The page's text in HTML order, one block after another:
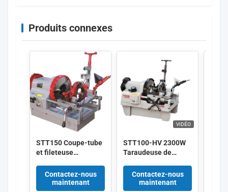
Produits connexes
STT150 Coupe-tube
et fileteuse
automatique 1100W
2 1/2-6" robuste
Contactez-nous
maintenant
VIDÉO
STT100-HV 2300W
Taraudeuse de
volume 1/2-4 pouces
avec moteur
Contactez-nous
maintenant